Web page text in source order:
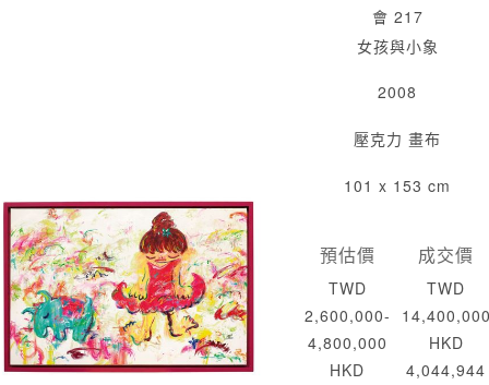
會 217
女孩與小象
2008
壓克力 畫布
101 x 153 cm
預估價
TWD
2,600,000-
4,800,000
HKD
成交價
TWD
HKD
4,044,944